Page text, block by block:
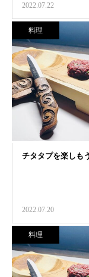
2022.07.22
料理
2022.07.20
料理